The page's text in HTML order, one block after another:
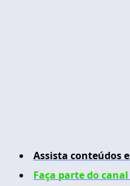
Assista conteúdos
Faça parte do